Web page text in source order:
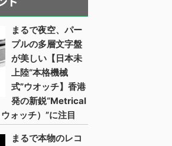
まるで夜空、パー
プルの多層文字盤
が美しい【日本未
上陸“本格機械
式”ウオッチ】香港
発の新鋭“Metrical
ォッチ）”に注目
まるで本物のレコ